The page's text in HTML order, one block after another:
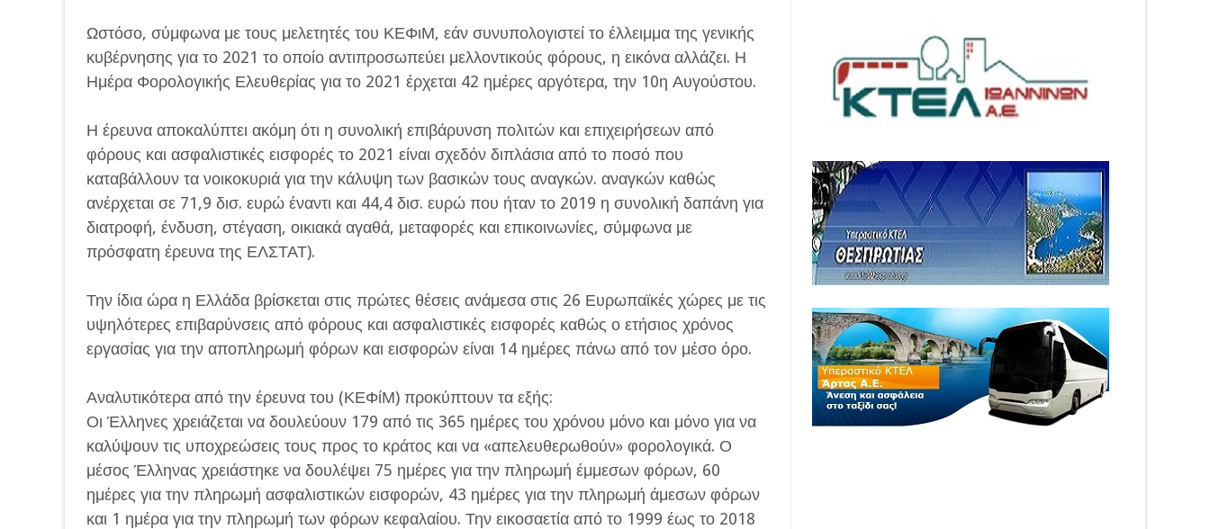
Ωστόσο, σύμφωνα με τους μελετητές του ΚΕΦιΜ, εάν συνυπολογιστεί το έλλειμμα της γενικής
κυβέρνησης για το 2021 το οποίο αντιπροσωπεύει μελλοντικούς φόρους, η εικόνα αλλάζει. Η
Ημέρα Φορολογικής Ελευθερίας για το 2021 έρχεται 42 ημέρες αργότερα, την 10η Αυγούστου.
Η έρευνα αποκαλύπτει ακόμη ότι η συνολική επιβάρυνση πολιτών και επιχειρήσεων από
φόρους και ασφαλιστικές εισφορές το 2021 είναι σχεδόν διπλάσια από το ποσό που
καταβάλλουν τα νοικοκυριά για την κάλυψη των βασικών τους αναγκών. αναγκών καθώς
ανέρχεται σε 71,9 δισ. ευρώ έναντι και 44,4 δισ. ευρώ που ήταν το 2019 η συνολική δαπάνη για
διατροφή, ένδυση, στέγαση, οικιακά αγαθά, μεταφορές και επικοινωνίες, σύμφωνα με
πρόσφατη έρευνα της ΕΛΣΤΑΤ).
Την ίδια ώρα η Ελλάδα βρίσκεται στις πρώτες θέσεις ανάμεσα στις 26 Ευρωπαϊκές χώρες με τις
υψηλότερες επιβαρύνσεις από φόρους και ασφαλιστικές εισφορές καθώς ο ετήσιος χρόνος
εργασίας για την αποπληρωμή φόρων και εισφορών είναι 14 ημέρες πάνω από τον μέσο όρο.
Αναλυτικότερα από την έρευνα του (ΚΕΦίΜ) προκύπτουν τα εξής:
Οι Έλληνες χρειάζεται να δουλεύουν 179 από τις 365 ημέρες του χρόνου μόνο και μόνο για να
καλύψουν τις υποχρεώσεις τους προς το κράτος και να «απελευθερωθούν» φορολογικά. Ο
μέσος Έλληνας χρειάστηκε να δουλέψει 75 ημέρες για την πληρωμή έμμεσων φόρων, 60
ημέρες για την πληρωμή ασφαλιστικών εισφορών, 43 ημέρες για την πληρωμή άμεσων φόρων
και 1 ημέρα για την πληρωμή των φόρων κεφαλαίου. Την εικοσαετία από το 1999 έως το 2018